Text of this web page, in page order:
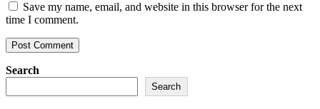
Save my name, email, and website in this browser for the next
time I comment.
Search
Search